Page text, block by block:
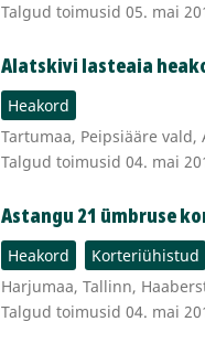
Talgud toimusid 05. mai
Alatskivi lasteaia
Heakord
Tartumaa, Peipsiääre vald,
Talgud toimusid 04. mai
Astangu 21 ümbruse
Heakord Korteriühistud
Harjumaa, Tallinn,
Talgud toimusid 04. mai